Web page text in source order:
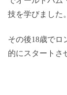
技を学びました。
その後18歳でロ
的にスタートさ